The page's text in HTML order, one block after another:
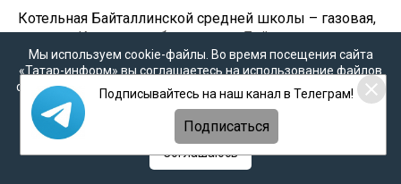
Котельная Байталлинской средней школы – газовая,
типовая. Котельная обслуживает Байталлинскую
среднюю школу, Байталлинский садик (садик за
отопление не несет никакую финансовую нагрузку,
поскольку находится в системе РОО), Байталлинский
СДК.
Скажу о педагогических кадрах. В Байталлинской
средней школе работало 22 учителя. При возврате
Мы используем cookie-файлы. Во время посещения сайта
«Татар-информ» вы соглашаетесь на использование файлов
cookie в соответствии с настоящим уведомлением, согласием
наобработку персональных данных,Политикой о
персональных данных
Политикой конфиденциальности
Соглашаюсь
Подписывайтесь на наш канал в Телеграм!
Подписаться